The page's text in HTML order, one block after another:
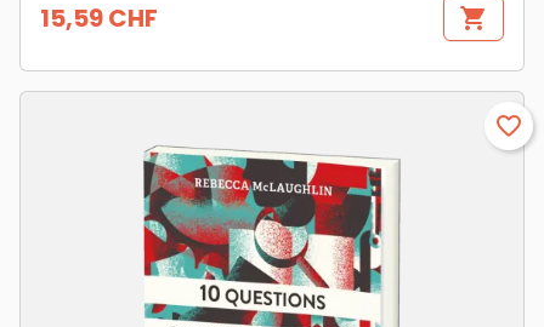
Prix
15,59 CHF shopping_cart
favorite_border